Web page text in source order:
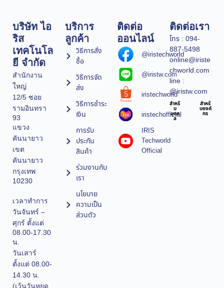
บริษัท ไอ
ริส
เทคโนโล
ยี จำกัด
สำนักงาน
ใหญ่
12/5 ซอย
รามอินทรา
93
แขวง
คันนายาว
เขต
คันนายาว
กรุงเทพ
10230
เวลาทำการ
วันจันทร์ –
ศุกร์ ตั้งแต่
08.00-17.30
น.
วันเสาร์
ตั้งแต่ 08.00-
14.30 น.
(เว้นวันหยุด
บริการ
ลูกค้า
วิธีการสั่ง
ซื้อ
วิธีการจัด
ส่ง
วิธีการชำระ
เงิน
การรับ
ประกัน
สินค้า
ร่วมงานกับ
เรา
นโยบาย
ความเป็น
ส่วนตัว
ติดต่อ
ออนไลน์
@iristechworld
@iristw.com
iristechworld
iristechofficial
IRIS
Techworld
Official
ติดต่อเรา
โทร : 094-
887-5498
online@iriste
chworld.com
line :
@iristw.com
สำหรั
บ
บุคค
ล
สำหรั
บองค์
กร